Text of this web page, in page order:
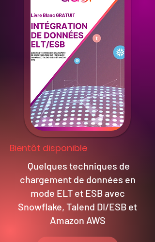
Bientôt disponible
Quelques techniques de
chargement de données en
mode ELT et ESB avec
Snowflake, Talend DI/ESB et
Amazon AWS